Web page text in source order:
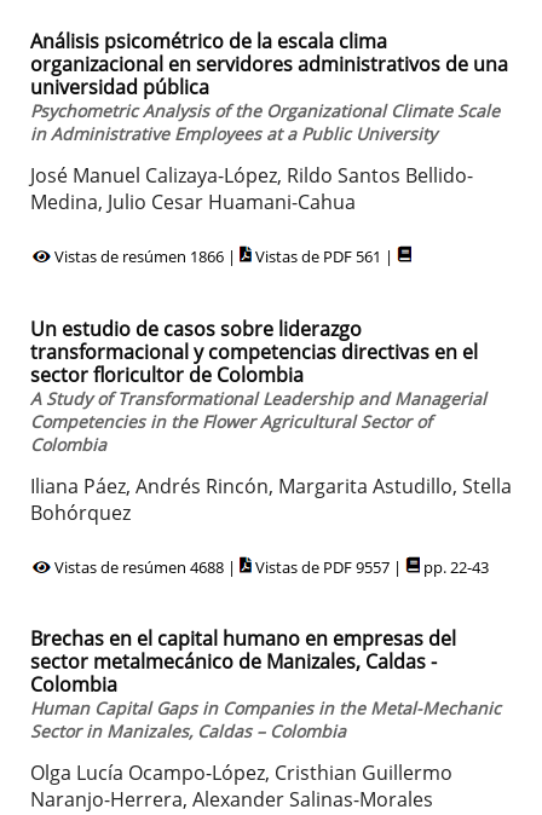
Análisis psicométrico de la escala clima
organizacional en servidores administrativos de una
universidad pública
Psychometric Analysis of the Organizational Climate Scale
in Administrative Employees at a Public University
José Manuel Calizaya-López, Rildo Santos Bellido-
Medina, Julio Cesar Huamani-Cahua
Vistas de resúmen 1866 | Vistas de PDF 561 |
Un estudio de casos sobre liderazgo
transformacional y competencias directivas en el
sector floricultor de Colombia
A Study of Transformational Leadership and Managerial
Competencies in the Flower Agricultural Sector of
Colombia
Iliana Páez, Andrés Rincón, Margarita Astudillo, Stella
Bohórquez
Vistas de resúmen 4688 | Vistas de PDF 9557 | pp. 22-43
Brechas en el capital humano en empresas del
sector metalmecánico de Manizales, Caldas -
Colombia
Human Capital Gaps in Companies in the Metal-Mechanic
Sector in Manizales, Caldas – Colombia
Olga Lucía Ocampo-López, Cristhian Guillermo
Naranjo-Herrera, Alexander Salinas-Morales